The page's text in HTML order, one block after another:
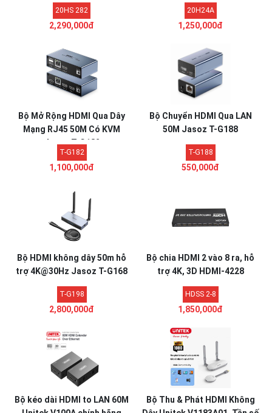
20HS 282
2,290,000đ
20H24A
1,250,000đ
Bộ Mở Rộng HDMI Qua Dây
Mạng RJ45 50M Có KVM
Jasoz T-G182
T-G182
1,100,000đ
Bộ Chuyển HDMI Qua LAN
50M Jasoz T-G188
T-G188
550,000đ
Bộ HDMI không dây 50m hỗ
trợ 4K@30Hz Jasoz T-G168
T-G198
2,800,000đ
Bộ chia HDMI 2 vào 8 ra, hỗ
trợ 4K, 3D HDMI-4228
HDSS 2-8
1,850,000đ
Bộ kéo dài HDMI to LAN 60M
Bộ Thu & Phát HDMI Không